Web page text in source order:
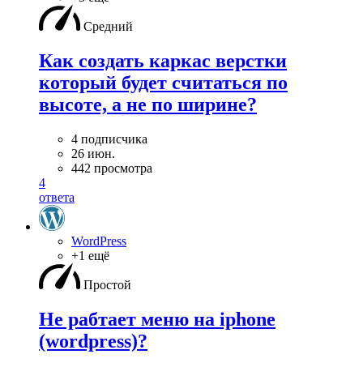
Средний
Как создать каркас верстки
который будет считаться по
высоте, а не по ширине?
4 подписчика
26 июн.
442 просмотра
4
ответа
WordPress
+1 ещё
Простой
Не рабтает меню на iphone
(wordpress)?